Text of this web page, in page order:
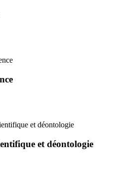
et déontologie
et déontologie